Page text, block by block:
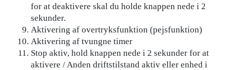
for at deaktivere skal du holde knappen nede i 2
sekunder.
Aktivering af overtryksfunktion (pejsfunktion)
Aktivering af tvungne timer
Stop aktiv, hold knappen nede i 2 sekunder for at
aktivere / Anden driftstilstand aktiv eller enhed i